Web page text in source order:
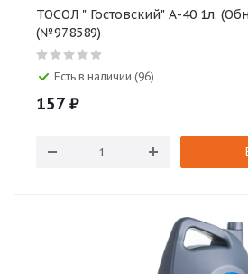
ТОСОЛ " Гостовский" А-40 1л.
(№978589)
Есть в наличии (96)
157 ₽